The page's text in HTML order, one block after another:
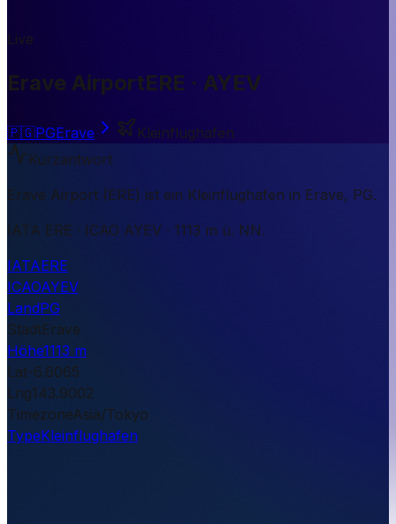
Live
Erave AirportERE · AYEV
🇵🇬PGErave
Kleinflughafen
Kurzantwort
Erave Airport (ERE) ist ein Kleinflughafen in Erave, PG.
IATA ERE · ICAO AYEV · 1113 m ü. NN.
IATAERE
ICAOAYEV
LandPG
StadtErave
Höhe1113 m
Lat-6.6065
Lng143.9002
TimezoneAsia/Tokyo
TypeKleinflughafen